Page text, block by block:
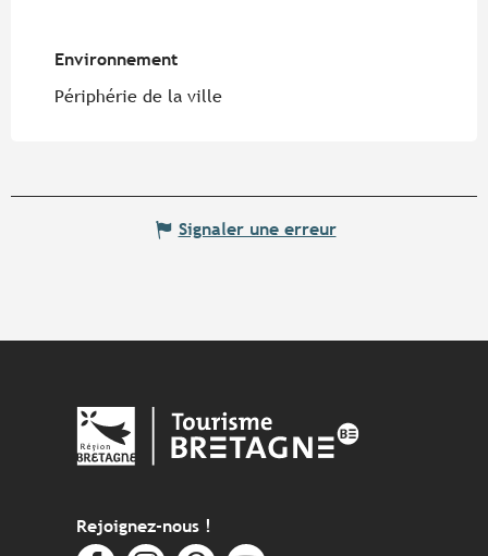
Environnement
Environnement
Périphérie de la ville
Signaler une erreur
Rejoignez-nous !